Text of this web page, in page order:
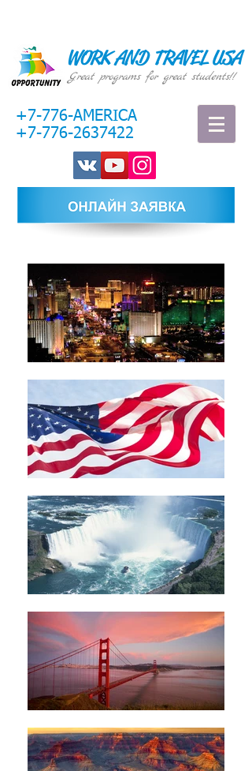
WORK AND TRAVEL USA
Great programs for great students!!
+7-776-AMERICA
+7-776-2637422